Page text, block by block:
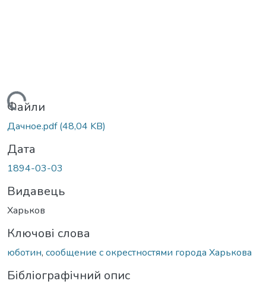
Вантажиться...
Файли
Дачное.pdf(48,04 KB)
Дата
1894-03-03
Видавець
Харьков
Ключові слова
юботин, сообщение с окрестностями города Харькова
Бібліографічний опис